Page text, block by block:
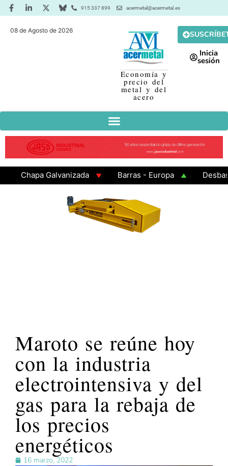
915 337 899 acermetal@acermetal.es
08 de Agosto de 2026
Economía y
precio del
metal y del
acero
Inicia
sesión
Chapa Galvanizada Barras - Europa
Desbaste
Maroto se reúne hoy
con la industria
electrointensiva y del
gas para la rebaja de
los precios
energéticos
16 marzo, 2022